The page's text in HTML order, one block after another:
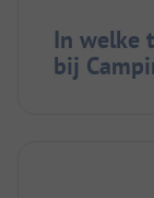
In welke
bij